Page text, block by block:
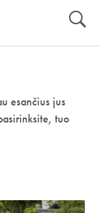
esančius jus
tuo